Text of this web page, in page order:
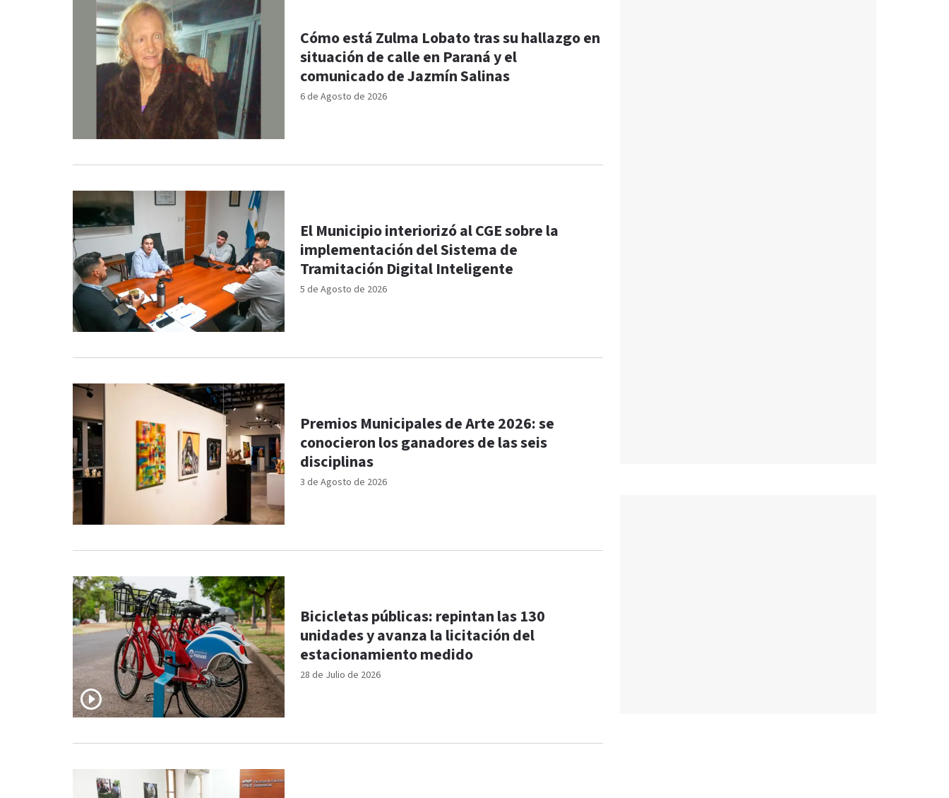
6 de Agosto de 2026
Cómo está Zulma Lobato tras su hallazgo en
situación de calle en Paraná y el
comunicado de Jazmín Salinas
5 de Agosto de 2026
El Municipio interiorizó al CGE sobre la
implementación del Sistema de
Tramitación Digital Inteligente
3 de Agosto de 2026
Premios Municipales de Arte 2026: se
conocieron los ganadores de las seis
disciplinas
28 de Julio de 2026
Bicicletas públicas: repintan las 130
unidades y avanza la licitación del
estacionamiento medido